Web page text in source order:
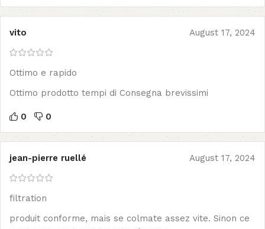
vito August 17, 2024
Ottimo e rapido
Ottimo prodotto tempi di Consegna brevissimi
0 0
jean-pierre ruellé August 17, 2024
filtration
produit conforme, mais se colmate assez vite. Sinon ce